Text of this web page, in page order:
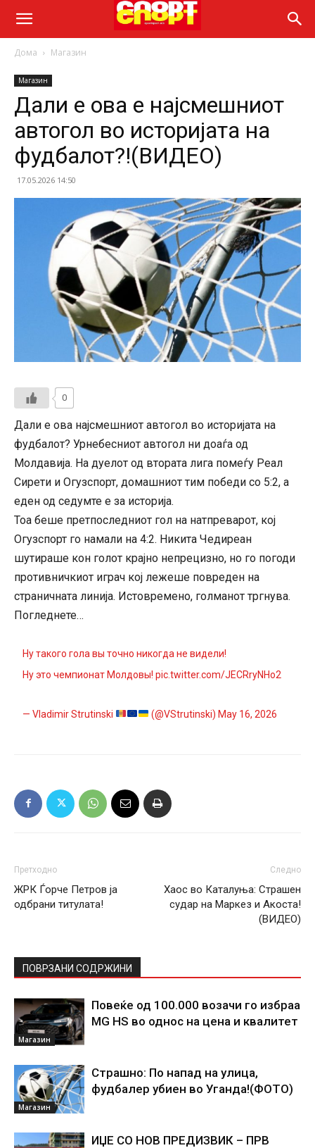
Дома Магазин
Магазин
Дали е ова е најсмешниот
автогол во историјата на
фудбалот?!(ВИДЕО)
17.05.2026 14:50
0
Дали е ова најсмешниот автогол во историјата на
фудбалот? Урнебесниот автогол ни доаѓа од
Молдавија. На дуелот од втората лига помеѓу Реал
Сирети и Огузспорт, домашниот тим победи со 5:2, а
еден од седумте е за историја.
Тоа беше претпоследниот гол на натпреварот, кој
Огузспорт го намали на 4:2. Никита Чедиреан
шутираше кон голот крајно непрецизно, но го погоди
противничкиот играч кој лежеше повреден на
страничната линија. Истовремено, голманот тргнува.
Погледнете…
Ну такого гола вы точно никогда не видели!
Ну это чемпионат Молдовы!pic.twitter.com/JECRryNHo2
— Vladimir Strutinski (@VStrutinski) May 16, 2026
Претходно
ЖРК Ѓорче Петров ја
одбрани титулата!
Следно
Хаос во Каталуња: Страшен
судар на Маркез и Акоста!
(ВИДЕО)
ПОВРЗАНИ СОДРЖИНИ
Магазин
Повеќе од 100.000 возачи го избраа
MG HS во однос на цена и квалитет
Магазин
Страшно: По напад на улица,
фудбалер убиен во Уганда!(ФОТО)
ИЏЕ СО НОВ ПРЕДИЗВИК – ПРВ